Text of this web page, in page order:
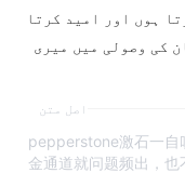
ہوں اور امید کرتا
میرے $22,700 کے نقصان کی وصولی میں میری
اصل متن
pepperstone激石一自
金通道就问题频出，